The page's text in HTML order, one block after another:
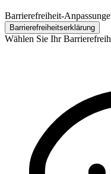
Barrierefreiheit-
Barrierefreiheits­erklärung
Wählen Sie Ihr